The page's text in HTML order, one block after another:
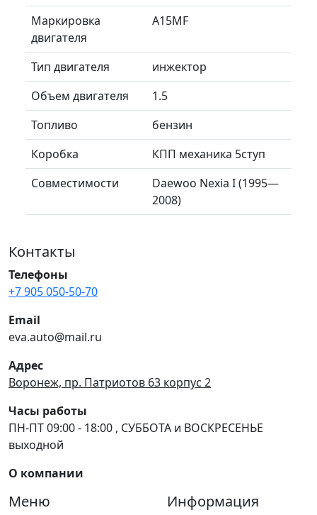
Маркировка
двигателя
A15MF
Тип двигателя
инжектор
Объем двигателя
1.5
Топливо
бензин
Коробка
КПП механика 5ступ
Совместимости
Daewoo Nexia I (1995—
2008)
Контакты
Телефоны
+7 905 050-50-70
Email
eva.auto@mail.ru
Адрес
Воронеж, пр. Патриотов 63 корпус 2
Часы работы
ПН-ПТ 09:00 - 18:00 , СУББОТА и ВОСКРЕСЕНЬЕ
выходной
О компании
Меню Информация